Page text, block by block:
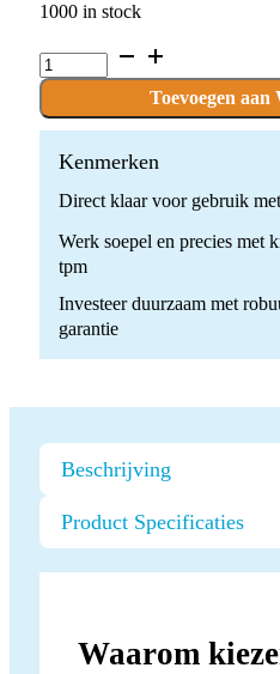
1000 in stock
Prolab
Basic
Tafelbediening
quantity
Toevoegen aan
Kenmerken
Direct klaar voor gebruik
Werk soepel en precies met
tpm
Investeer duurzaam met
garantie
Beschrijving
Product Specificaties
Waarom